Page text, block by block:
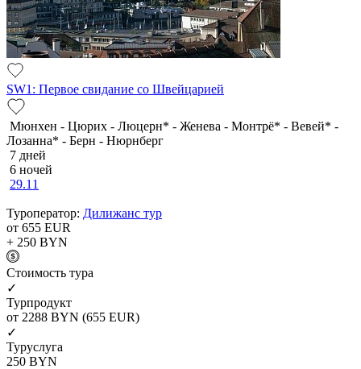
SW1: Первое свидание со Швейцарией
Мюнхен - Цюрих - Люцерн* - Женева - Монтрё* - Вевей* -
Лозанна* - Берн - Нюрнберг
7 дней
6 ночей
29.11
Туроператор: Дилижанс тур
от 655 EUR
+ 250 BYN
Cтоимость тура
✓
Турпродукт
от 2288 BYN (655 EUR)
✓
Туруслуга
250 BYN